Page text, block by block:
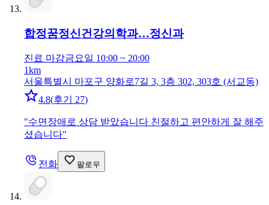
합정꿈정신건강의학과…정신과
진료 마감금요일 10:00 ~ 20:00
1km
서울특별시 마포구 양화로7길 3, 3층 302, 303호 (서교동)
4.8(후기 27)
"수면장애로 상담 받았습니다 친절하고 편안하게 잘 해주
셨습니다"
전화 팔로우